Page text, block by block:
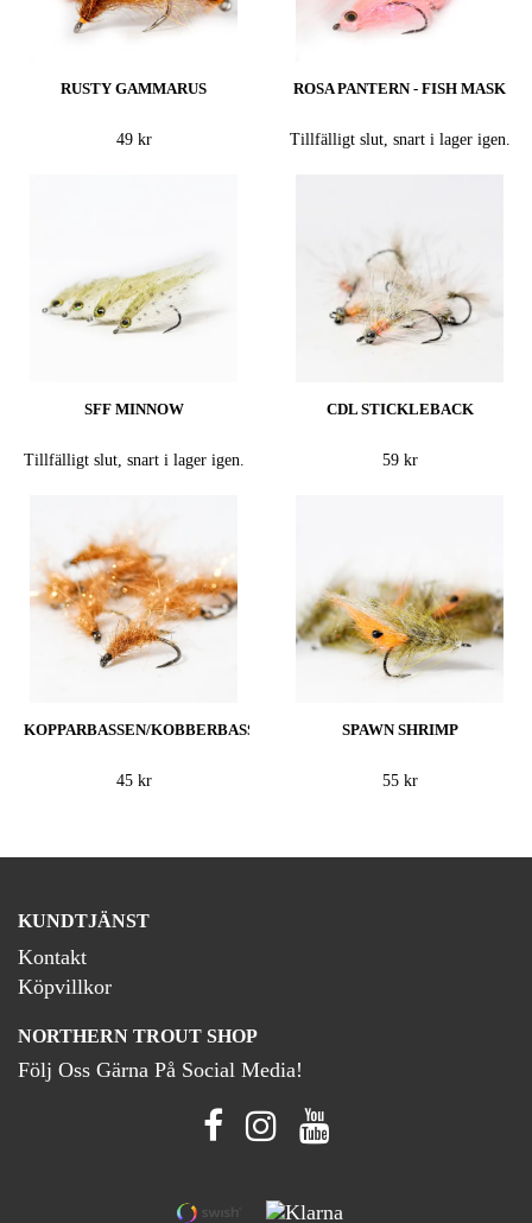
RUSTY GAMMARUS
49 kr
ROSA PANTERN - FISH MASK
Tillfälligt slut, snart i lager igen.
SFF MINNOW
Tillfälligt slut, snart i lager igen.
CDL STICKLEBACK
59 kr
KOPPARBASSEN/KOBBERBASSEN
45 kr
SPAWN SHRIMP
55 kr
KUNDTJÄNST
Kontakt
Köpvillkor
NORTHERN TROUT SHOP
Följ Oss Gärna På Social Media!